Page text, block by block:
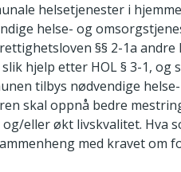
helsetjenester i
helse- og
§§ 2-1a
hjelp etter HOL § 3-1,
tilbys nødvendige
skal oppnå bedre
og/eller økt livskvalitet. Hva
med kravet om